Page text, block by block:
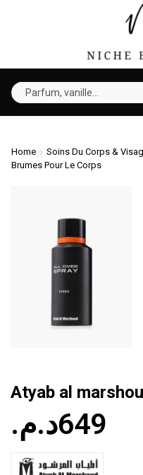
Home Soins Du Corps &
Brumes Pour Le Corps
Atyab al
649د.م.